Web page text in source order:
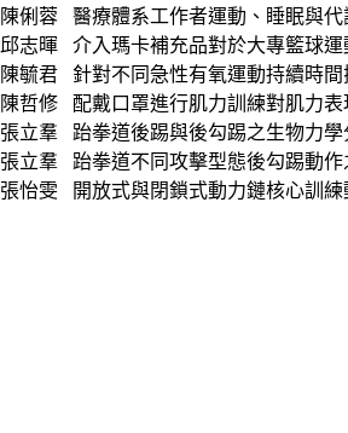
陳俐蓉
醫療體系工作者運動、睡眠與
邱志暉
介入瑪卡補充品對於大專籃球
陳毓君
針對不同急性有氧運動持續時
陳哲修
配戴口罩進行肌力訓練對肌力
張立羣
跆拳道後踢與後勾踢之生物力學
張立羣
跆拳道不同攻擊型態後勾踢動
張怡雯
開放式與閉鎖式動力鏈核心訓